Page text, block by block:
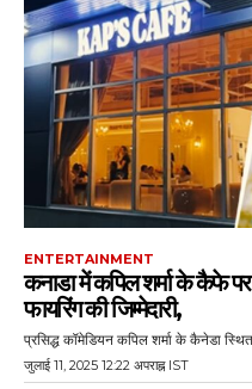
ENTERTAINMENT
कनाडा में कपिल शर्मा के कैफे
फायरिंग की जिम्मेदारी,
प्रसिद्ध कॉमेडियन कपिल शर्मा के कैनेडा
जुलाई 11, 2025 12:22 अपराह्न IST